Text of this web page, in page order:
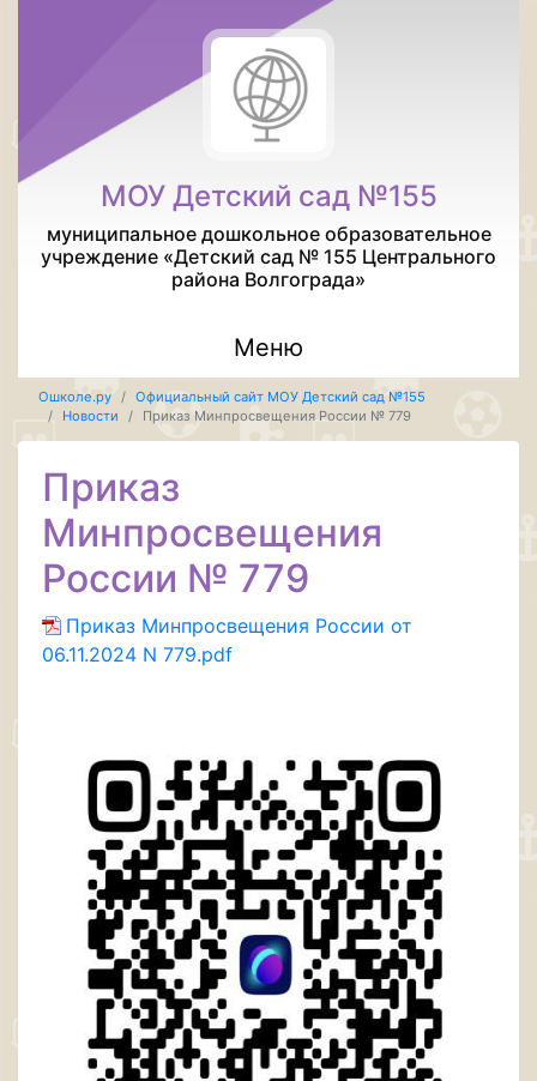
МОУ Детский сад №155
муниципальное дошкольное образовательное
учреждение «Детский сад № 155 Центрального
района Волгограда»
Меню
Ошколе.ру
Официальный сайт МОУ Детский сад №155
Новости
Приказ Минпросвещения России № 779
Приказ
Минпросвещения
России № 779
Приказ Минпросвещения России от
06.11.2024 N 779.pdf